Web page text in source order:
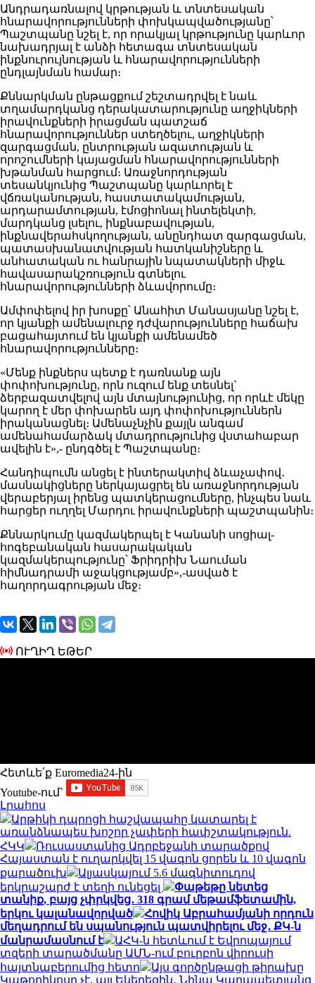
Անդրադառնալով կրթության և տնտեսական
հնարավորությունների փոխկապվածությանը՝
Պաշտպանը նշել է, որ որակյալ կրթությունը կարևոր
նախադրյալ է անձի հետագա տնտեսական
ինքնուրույնության և հնարավորությունների
ընդլայնման համար։
Քննարկման ընթացքում շեշտադրվել է նաև
տղամարդկանց դերակատարությունը աղջիկների
իրավունքների իրացման պատշաճ
հնարավորություններ ստեղծելու, աղջիկների
զարգացման, ընտրության ազատության և
որոշումների կայացման հնարավորությունների
խթանման հարցում։ Առաջնորդության
տեսանկյունից Պաշտպանը կարևորել է
վճռականության, հաստատակամության,
արդարամտության, էմոցիոնալ ինտելեկտի,
մարդկանց լսելու, ինքնաբավության,
ինքնավերահսկողության, անընդհատ զարգացման,
պատասխանատվության հատկանիշները և
անհատական ու հանրային նպատակների միջև
հավասարակշռություն գտնելու
հնարավորությունների ձևավորումը։
Ամփոփելով իր խոսքը՝ Անահիտ Մանասյանը նշել է,
որ կյանքի ամենալուրջ դժվարությունները հաճախ
բացահայտում են կյանքի ամենամեծ
հնարավորությունները։
«Մենք ինքներս պետք է դառնանք այն
փոփոխությունը, որն ուզում ենք տեսնել`
ձերբազատվելով այն մտայնությունից, որ որևէ մեկը
կարող է մեր փոխարեն այդ փոփոխություններն
իրականացնել։ Ամենաչնչին քայլն անգամ
ամենահամարձակ մտադրությունից վստահաբար
ավելին է»,- ընդգծել է Պաշտպանը։
Հանդիպումն անցել է ինտերակտիվ ձևաչափով․
մասնակիցները ներկայացրել են առաջնորդության
վերաբերյալ իրենց պատկերացումները, ինչպես նաև
հարցեր ուղղել Մարդու իրավունքների պաշտպանին։
Քննարկումը կազմակերպել է Կանանի սոցիալ-
հոգեբանական հասարակական
կազմակերպությունը՝ Ֆրիդրիխ Նաուման
հիմնադրամի աջակցությամբ»,-ասված է
հաղորդագրության մեջ։
ՈՒՂԻՂ ԵԹԵՐ
Հետևե՛ք Euromedia24-ին
Youtube-ում`
Լրահոս
Արթիկի դպրոցի հաշվապահը կատարել է
առանձնապես խոշոր չափերի հափշտակություն.
ՀԿԿ
Ռուսաստանից Ադրբեջանի տարածքով
Հայաստան է ուղարկվել 15 վագոն ցորեն և 10 վագոն
քարածուխ
Ալյասկայում 5.6 մագնիտուդով
երկրաշարժ է տեղի ունեցել
Փաթեթը նետեց
տանիք, բայց չփրկվեց․ 318 գրամ մեթամֆետամին,
երկու կալանավորված
Հովիկ Աբրահամյանի որդուն
մեղադրում են սպանություն պատվիրելու մեջ․ ՔԿ-ն
մանրամասնում է
ԱՀԿ-ն հետևում է Եվրոպայում
տզերի տարածմանը ԱՄՆ-ում բուրբոն վիրուսի
հայտնաբերումից հետո
Այս գործընթացի թիրախը
Կաթողիկոսը չէ, այլ Եկեղեցին․ Նինա Կարապետյանց